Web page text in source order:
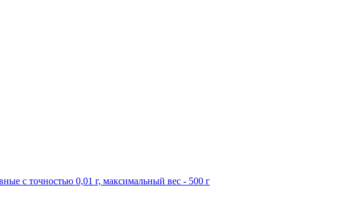
с точностью 0,01 г, максимальный вес - 500 г